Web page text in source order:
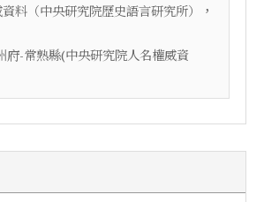
料（中央研究院歷史語言研究所）
，
府-常熟縣(中央研究院人名權威資